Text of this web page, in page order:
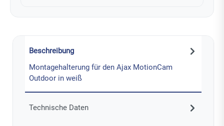
Beschreibung
Montagehalterung für den Ajax MotionCam
Outdoor in weiß
Technische Daten